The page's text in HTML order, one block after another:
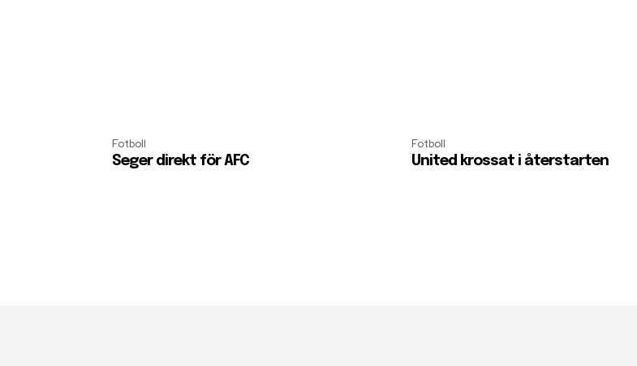
Fotboll
Seger direkt för AFC
Fotboll
United krossat i återstarten